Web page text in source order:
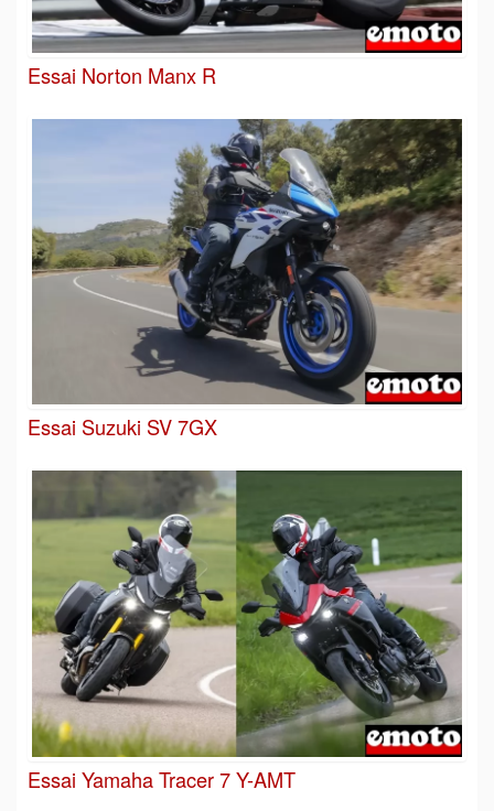
Essai Norton Manx R
Essai Suzuki SV 7GX
Essai Yamaha Tracer 7 Y-AMT